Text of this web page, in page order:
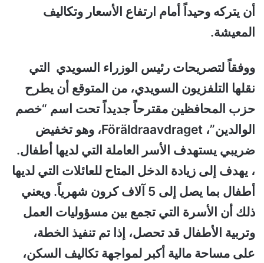
أن يتركه وحيداً أمام ارتفاع الأسعار وتكاليف
المعيشة.
ووفقاً لتصريحات رئيس الوزراء السويدي التي
نقلها التلفزيون السويدي، من المتوقع أن يطرح
حزب المحافظين مقترحاً جديداً تحت اسم “خصم
الوالدين”، Föräldraavdraget، وهو تخفيض
ضريبي يستهدف الأسر العاملة التي لديها أطفال.
، يهدف إلى زيادة الدخل المتاح للعائلات التي لديها
أطفال بما يصل إلى 5 آلاف كرون شهرياً. ويعني
ذلك أن الأسرة التي تجمع بين مسؤوليات العمل
وتربية الأطفال قد تحصل، إذا تم تنفيذ الخطة،
على مساحة مالية أكبر لمواجهة تكاليف السكن،